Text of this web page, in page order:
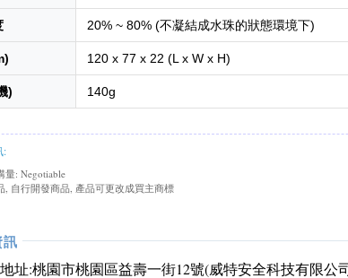
20% ~ 80% (不凝結成水珠的狀態環境下)
120 x 77 x 22 (L x W x H)
) 140g
:
量: Negotiable
, 自行開發商品, 產品可更改成買主商標
址:桃園市桃園區益壽一街12號(威特安全科技有限公